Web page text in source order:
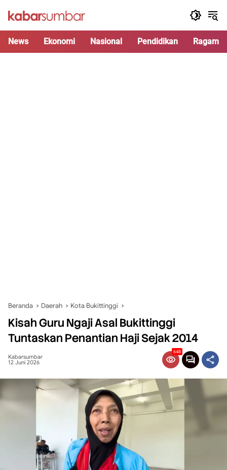
News Ekonomi Nasional Pendidikan Ragam
Beranda Daerah Kota Bukittinggi
Kisah Guru Ngaji Asal Bukittinggi
Tuntaskan Penantian Haji Sejak 2014
Kabarsumbar
12 Juni 2026
648